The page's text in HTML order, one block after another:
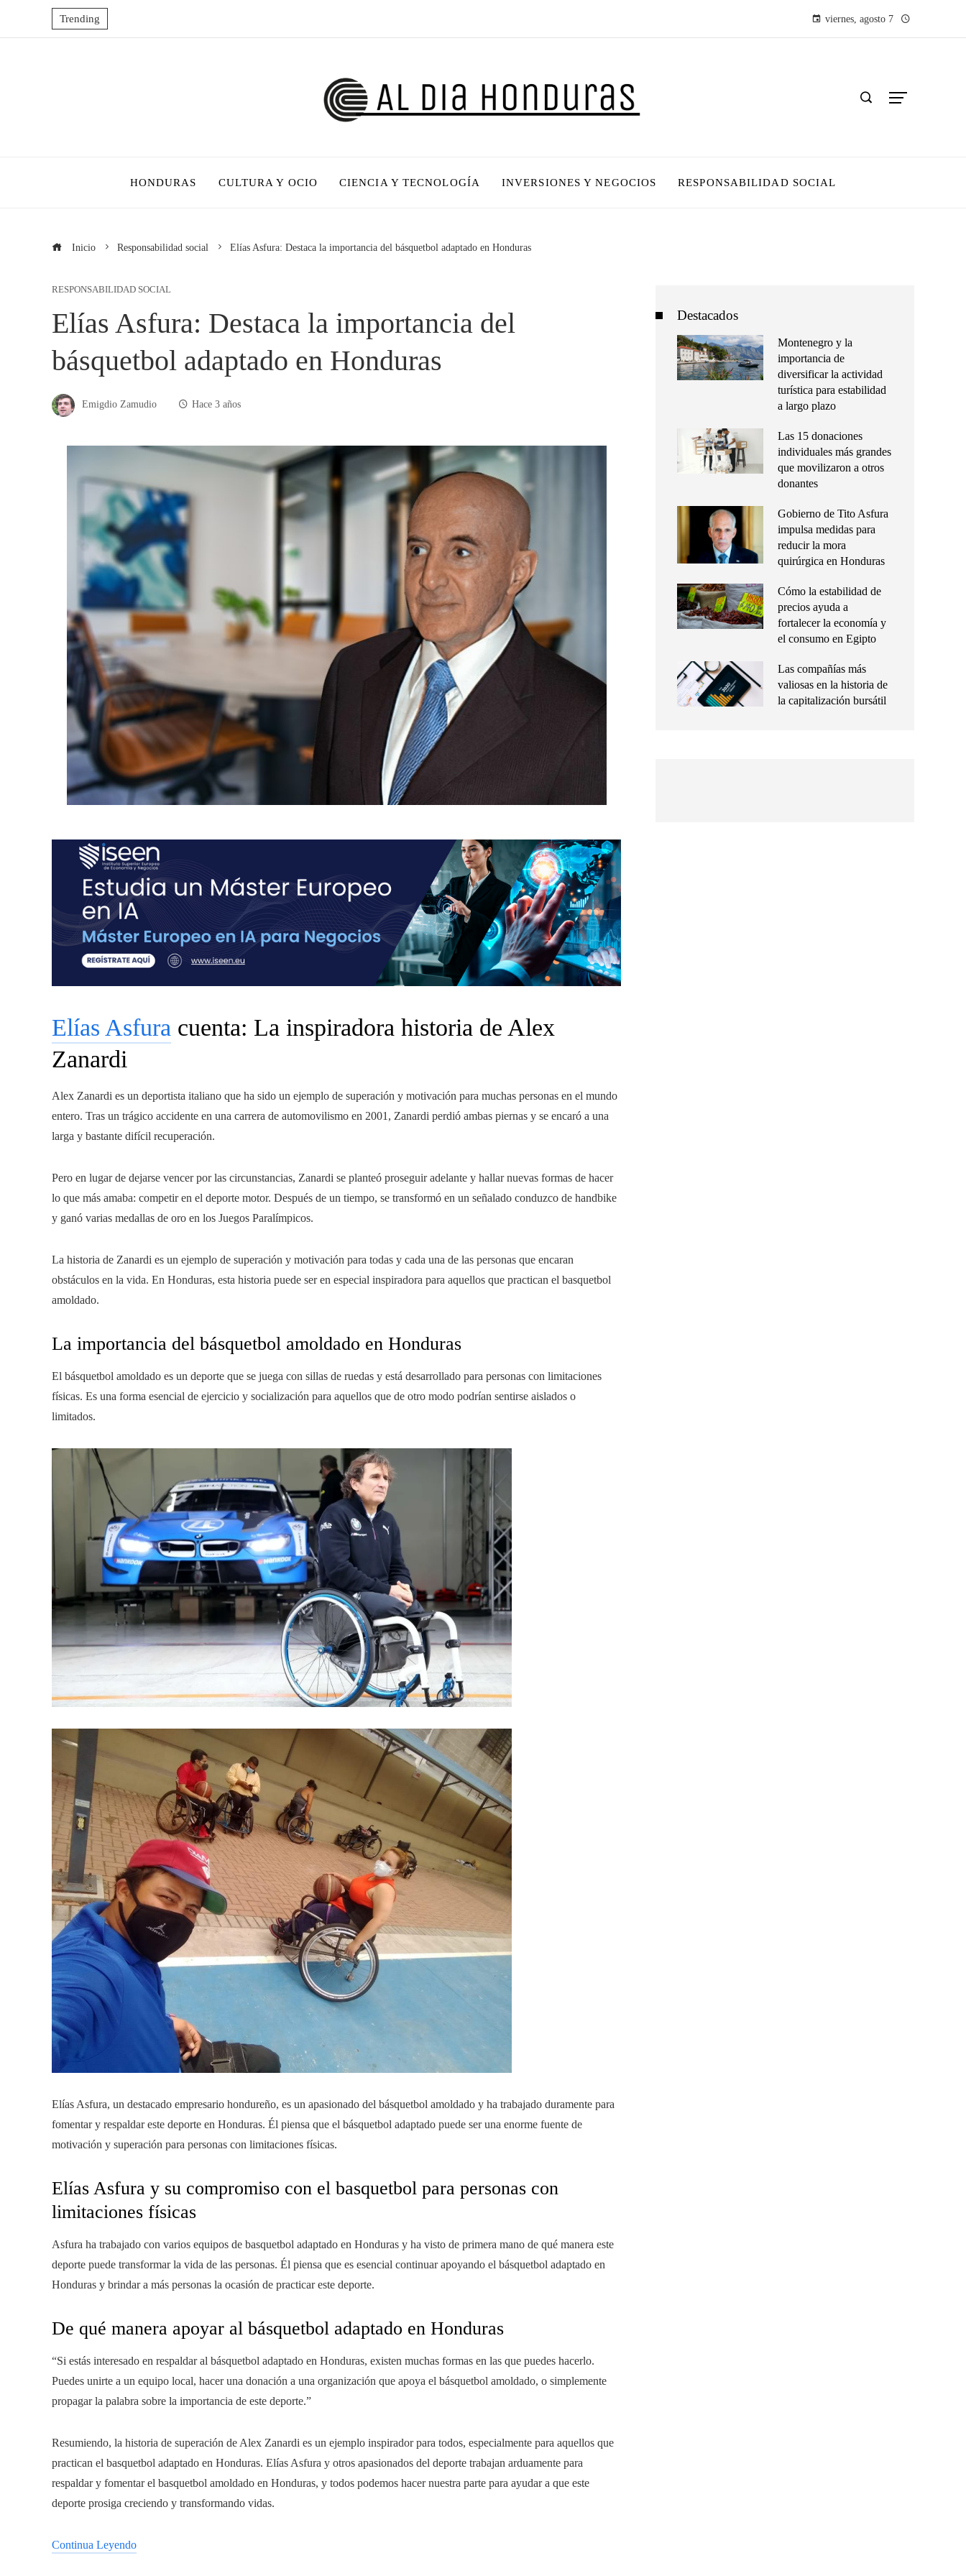
Trending viernes, agosto 7
HONDURAS CULTURA Y OCIO CIENCIA Y TECNOLOGÍA INVERSIONES Y NEGOCIOS RESPONSABILIDAD SOCIAL
Inicio Responsabilidad social Elías Asfura: Destaca la importancia del básquetbol adaptado en Honduras
RESPONSABILIDAD SOCIAL
Elías Asfura: Destaca la importancia del
básquetbol adaptado en Honduras
Emigdio Zamudio Hace 3 años
Elías Asfura cuenta: La inspiradora historia de Alex
Zanardi
Alex Zanardi es un deportista italiano que ha sido un ejemplo de superación y motivación para muchas personas en el mundo
entero. Tras un trágico accidente en una carrera de automovilismo en 2001, Zanardi perdió ambas piernas y se encaró a una
larga y bastante difícil recuperación.
Pero en lugar de dejarse vencer por las circunstancias, Zanardi se planteó proseguir adelante y hallar nuevas formas de hacer
lo que más amaba: competir en el deporte motor. Después de un tiempo, se transformó en un señalado conduzco de handbike
y ganó varias medallas de oro en los Juegos Paralímpicos.
La historia de Zanardi es un ejemplo de superación y motivación para todas y cada una de las personas que encaran
obstáculos en la vida. En Honduras, esta historia puede ser en especial inspiradora para aquellos que practican el basquetbol
amoldado.
La importancia del básquetbol amoldado en Honduras
El básquetbol amoldado es un deporte que se juega con sillas de ruedas y está desarrollado para personas con limitaciones
físicas. Es una forma esencial de ejercicio y socialización para aquellos que de otro modo podrían sentirse aislados o
limitados.
Elías Asfura, un destacado empresario hondureño, es un apasionado del básquetbol amoldado y ha trabajado duramente para
fomentar y respaldar este deporte en Honduras. Él piensa que el básquetbol adaptado puede ser una enorme fuente de
motivación y superación para personas con limitaciones físicas.
Elías Asfura y su compromiso con el basquetbol para personas con
limitaciones físicas
Asfura ha trabajado con varios equipos de basquetbol adaptado en Honduras y ha visto de primera mano de qué manera este
deporte puede transformar la vida de las personas. Él piensa que es esencial continuar apoyando el básquetbol adaptado en
Honduras y brindar a más personas la ocasión de practicar este deporte.
De qué manera apoyar al básquetbol adaptado en Honduras
“Si estás interesado en respaldar al básquetbol adaptado en Honduras, existen muchas formas en las que puedes hacerlo.
Puedes unirte a un equipo local, hacer una donación a una organización que apoya el básquetbol amoldado, o simplemente
propagar la palabra sobre la importancia de este deporte.”
Resumiendo, la historia de superación de Alex Zanardi es un ejemplo inspirador para todos, especialmente para aquellos que
practican el basquetbol adaptado en Honduras. Elías Asfura y otros apasionados del deporte trabajan arduamente para
respaldar y fomentar el basquetbol amoldado en Honduras, y todos podemos hacer nuestra parte para ayudar a que este
deporte prosiga creciendo y transformando vidas.
Continua Leyendo
Destacados
Montenegro y la
importancia de
diversificar la actividad
turística para estabilidad
a largo plazo
Las 15 donaciones
individuales más grandes
que movilizaron a otros
donantes
Gobierno de Tito Asfura
impulsa medidas para
reducir la mora
quirúrgica en Honduras
Cómo la estabilidad de
precios ayuda a
fortalecer la economía y
el consumo en Egipto
Las compañías más
valiosas en la historia de
la capitalización bursátil